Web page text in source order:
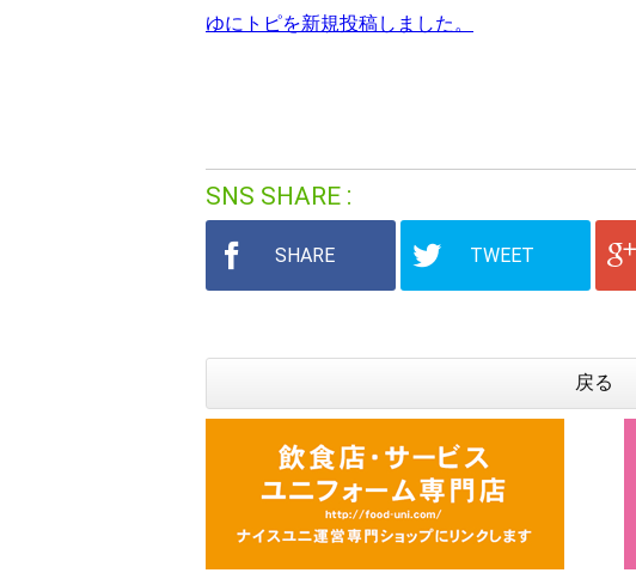
ゆにトピを新規投稿しました。
SNS SHARE
SHARE TWEET
戻る